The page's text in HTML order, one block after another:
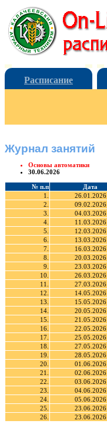
Расписание
Журнал занятий
Основы автоматики
30.06.2026
№ п.п Дата
1.
26.01.2026
2.
09.02.2026
3.
04.03.2026
4.
11.03.2026
5.
12.03.2026
6.
13.03.2026
7.
16.03.2026
8.
20.03.2026
9.
23.03.2026
10.
26.03.2026
11.
27.03.2026
12.
14.05.2026
13.
15.05.2026
14.
20.05.2026
15.
21.05.2026
16.
22.05.2026
17.
25.05.2026
18.
27.05.2026
19.
28.05.2026
20.
01.06.2026
21.
02.06.2026
22.
03.06.2026
23.
04.06.2026
24.
05.06.2026
25.
23.06.2026
26.
23.06.2026